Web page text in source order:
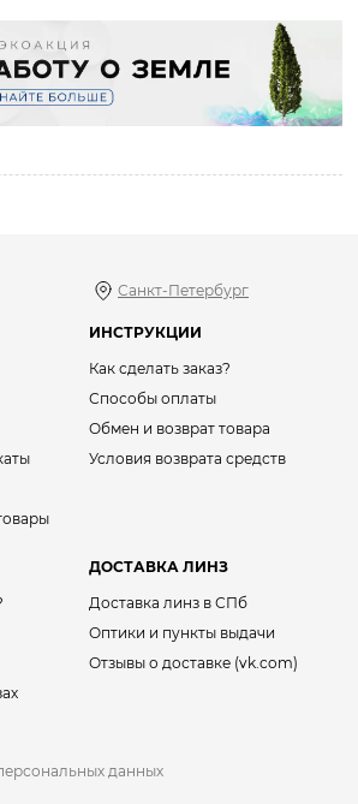
Санкт-Петербург
ИНСТРУКЦИИ
Как сделать заказ?
Способы оплаты
Обмен и возврат товара
Условия возврата средств
ДОСТАВКА ЛИНЗ
Доставка линз в СПб
Оптики и пункты выдачи
Отзывы о доставке (vk.com)
данных